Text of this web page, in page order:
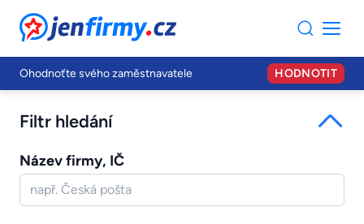
JenFirmy.cz
Ohodnoťte svého zaměstnavatele HODNOTIT
Filtr hledání
Název firmy, IČ